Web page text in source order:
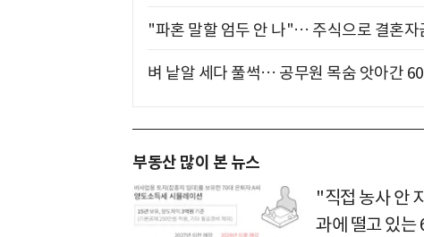
"파혼 말할 엄두 안 나"… 주식으로 결혼자
벼 낱알 세다 풀썩… 공무원 목숨 앗아간
부동산 많이 본 뉴스
"직접 농사 안
과에 떨고 있는